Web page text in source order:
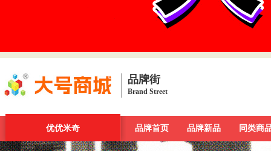
品牌街
Brand Street
一周新发现 今日最大牌 新品发布汇 品牌库
优优米奇 品牌首页 品牌新品 同类商